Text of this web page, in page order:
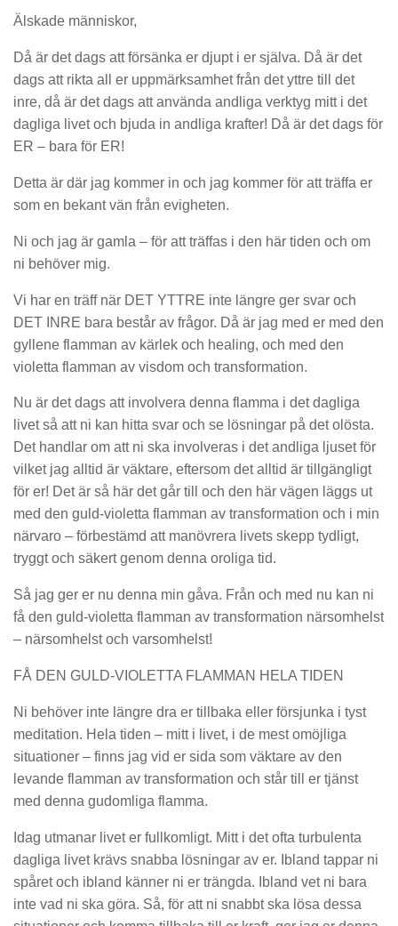
Älskade människor,
Då är det dags att försänka er djupt i er själva. Då är det
dags att rikta all er uppmärksamhet från det yttre till det
inre, då är det dags att använda andliga verktyg mitt i det
dagliga livet och bjuda in andliga krafter! Då är det dags för
ER – bara för ER!
Detta är där jag kommer in och jag kommer för att träffa er
som en bekant vän från evigheten.
Ni och jag är gamla – för att träffas i den här tiden och om
ni behöver mig.
Vi har en träff när DET YTTRE inte längre ger svar och
DET INRE bara består av frågor. Då är jag med er med den
gyllene flamman av kärlek och healing, och med den
violetta flamman av visdom och transformation.
Nu är det dags att involvera denna flamma i det dagliga
livet så att ni kan hitta svar och se lösningar på det olösta.
Det handlar om att ni ska involveras i det andliga ljuset för
vilket jag alltid är väktare, eftersom det alltid är tillgängligt
för er! Det är så här det går till och den här vägen läggs ut
med den guld-violetta flamman av transformation och i min
närvaro – förbestämd att manövrera livets skepp tydligt,
tryggt och säkert genom denna oroliga tid.
Så jag ger er nu denna min gåva. Från och med nu kan ni
få den guld-violetta flamman av transformation närsomhelst
– närsomhelst och varsomhelst!
FÅ DEN GULD-VIOLETTA FLAMMAN HELA TIDEN
Ni behöver inte längre dra er tillbaka eller försjunka i tyst
meditation. Hela tiden – mitt i livet, i de mest omöjliga
situationer – finns jag vid er sida som väktare av den
levande flamman av transformation och står till er tjänst
med denna gudomliga flamma.
Idag utmanar livet er fullkomligt. Mitt i det ofta turbulenta
dagliga livet krävs snabba lösningar av er. Ibland tappar ni
spåret och ibland känner ni er trängda. Ibland vet ni bara
inte vad ni ska göra. Så, för att ni snabbt ska lösa dessa